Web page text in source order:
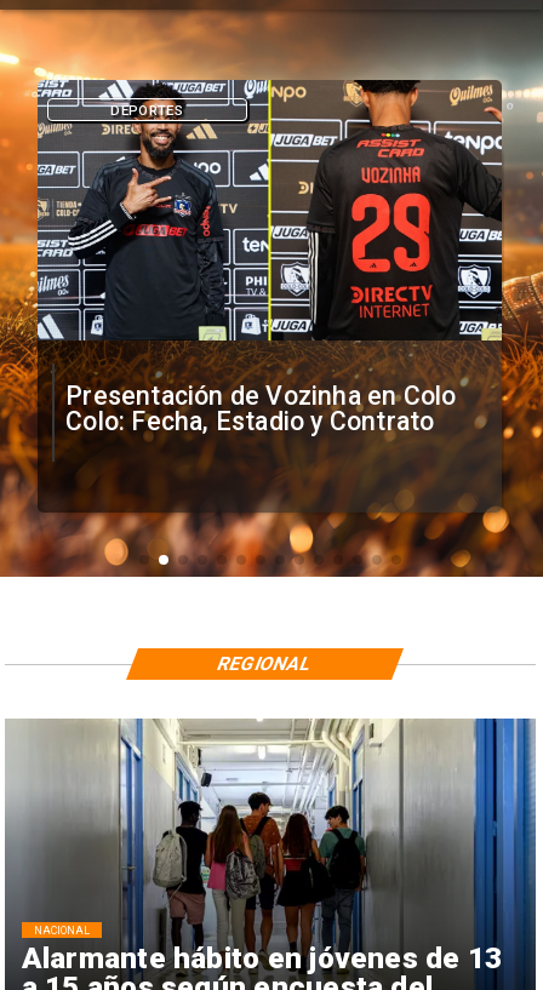
Presentación de Vozinha en Colo
Colo: Fecha, Estadio y Contrato
DEPORTES
Alarmante hábito en jóvenes de 13
NACIONAL
REGIONAL